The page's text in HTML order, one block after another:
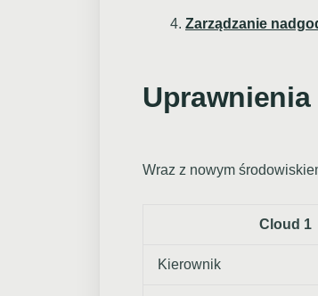
Zarządzanie
Wraz z nowym
Cloud 1
Kierownik